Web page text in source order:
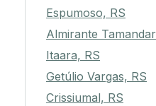
Espumoso, RS
Almirante
Itaara, RS
Getúlio Vargas, RS
Crissiumal, RS